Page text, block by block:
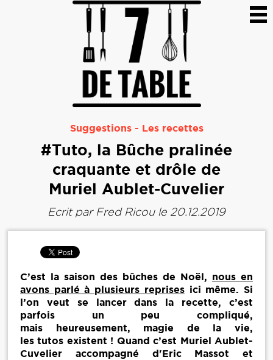
Suggestions- Les recettes
#Tuto, la Bûche pralinée
craquante et drôle de
Muriel Aublet-Cuvelier
Ecrit par Fred Ricoule 20.12.2019
C’est la saison des bûches de Noël, nous en
avons parlé à plusieurs reprisesici même. Si
l’on veut se lancer dans la recette, c’est
parfois un peu compliqué,
mais heureusement, magie de la vie,
les tutos existent ! Quand c’est Muriel Aublet-
Cuvelier accompagné d'Eric Massot et